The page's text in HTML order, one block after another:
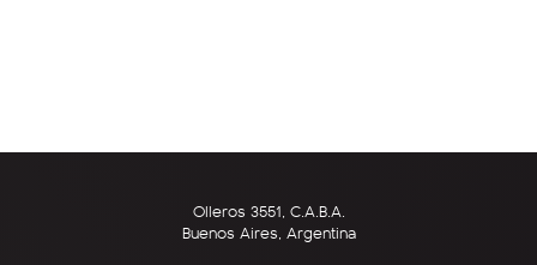
Olleros 3551, C.A.B.A.
Buenos Aires, Argentina